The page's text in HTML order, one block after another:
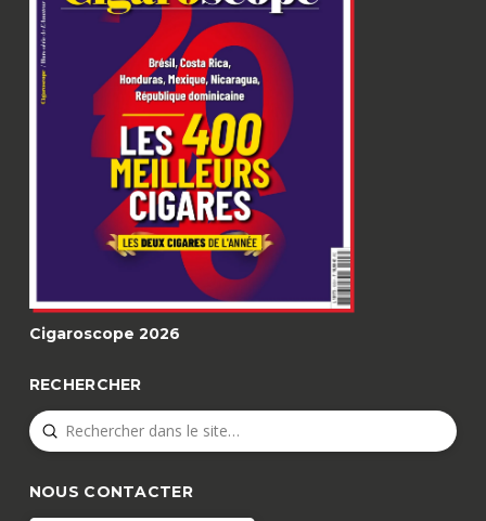
Cigaroscope 2026
RECHERCHER
Search
Submit
NOUS CONTACTER